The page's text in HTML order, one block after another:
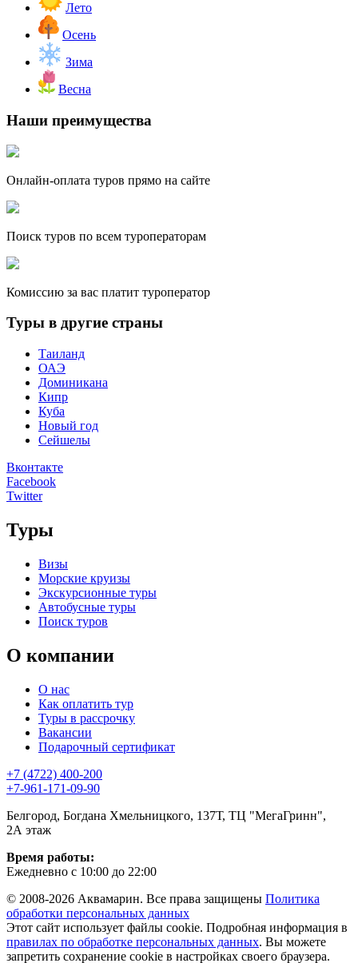
Лето
Осень
Зима
Весна
Наши преимущества
Онлайн-оплата туров прямо на сайте
Поиск туров по всем туроператорам
Комиссию за вас платит туроператор
Туры в другие страны
Таиланд
ОАЭ
Доминикана
Кипр
Куба
Новый год
Сейшелы
Вконтакте
Facebook
Twitter
Туры
Визы
Морские круизы
Экскурсионные туры
Автобусные туры
Поиск туров
О компании
О нас
Как оплатить тур
Туры в рассрочку
Вакансии
Подарочный сертификат
+7 (4722) 400-200
+7-961-171-09-90
Белгород, Богдана Хмельницкого, 137Т, ТЦ "МегаГринн",
2А этаж
Время работы:
Ежедневно с 10:00 до 22:00
© 2008-2026 Аквамарин. Все права защищены Политика
обработки персональных данных
Этот сайт использует файлы cookie. Подробная информация в
правилах по обработке персональных данных. Вы можете
запретить сохранение cookie в настройках своего браузера.